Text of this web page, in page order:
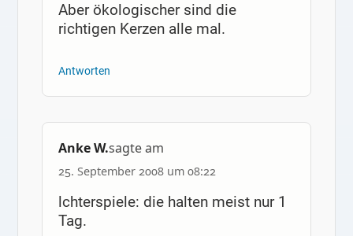
Aber ökologischer sind die
richtigen Kerzen alle mal.
Antworten
Anke W.sagte am
25. September 2008 um 08:22
lchterspiele: die halten meist nur 1
Tag.